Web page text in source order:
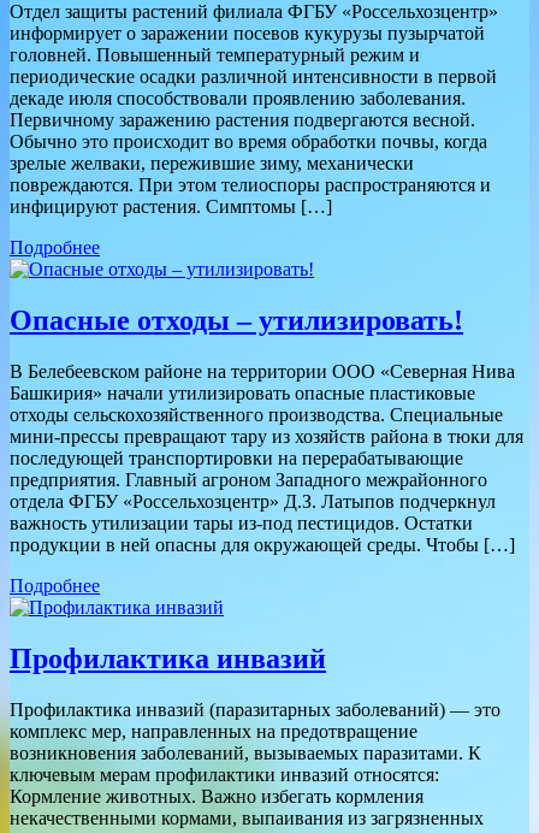
Отдел защиты растений филиала ФГБУ «Россельхозцентр»
информирует о заражении посевов кукурузы пузырчатой
головней. Повышенный температурный режим и
периодические осадки различной интенсивности в первой
декаде июля способствовали проявлению заболевания.
Первичному заражению растения подвергаются весной.
Обычно это происходит во время обработки почвы, когда
зрелые желваки, пережившие зиму, механически
повреждаются. При этом телиоспоры распространяются и
инфицируют растения. Симптомы […]
Подробнее
Опасные отходы – утилизировать!
В Белебеевском районе на территории ООО «Северная Нива
Башкирия» начали утилизировать опасные пластиковые
отходы сельскохозяйственного производства. Специальные
мини-прессы превращают тару из хозяйств района в тюки для
последующей транспортировки на перерабатывающие
предприятия. Главный агроном Западного межрайонного
отдела ФГБУ «Россельхозцентр» Д.З. Латыпов подчеркнул
важность утилизации тары из-под пестицидов. Остатки
продукции в ней опасны для окружающей среды. Чтобы […]
Подробнее
Профилактика инвазий
Профилактика инвазий (паразитарных заболеваний) — это
комплекс мер, направленных на предотвращение
возникновения заболеваний, вызываемых паразитами. К
ключевым мерам профилактики инвазий относятся:
Кормление животных. Важно избегать кормления
некачественными кормами, выпаивания из загрязненных